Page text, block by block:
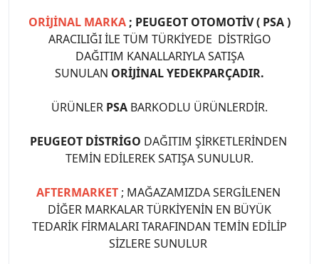
ORİJİNAL MARKA ; PEUGEOT OTOMOTİV ( PSA )
ARACILIĞI İLE TÜM TÜRKİYEDE DİSTRİGO
DAĞITIM KANALLARIYLA SATIŞA
SUNULAN ORİJİNAL YEDEKPARÇADIR.
ÜRÜNLER PSA BARKODLU ÜRÜNLERDİR.
PEUGEOT DİSTRİGO DAĞITIM ŞİRKETLERİNDEN
TEMİN EDİLEREK SATIŞA SUNULUR.
AFTERMARKET ; MAĞAZAMIZDA SERGİLENEN
DİĞER MARKALAR TÜRKİYENİN EN BÜYÜK
TEDARİK FİRMALARI TARAFINDAN TEMİN EDİLİP
SİZLERE SUNULUR